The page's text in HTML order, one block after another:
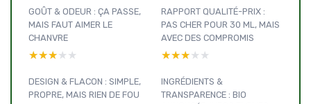
GOÛT & ODEUR : ÇA PASSE,
MAIS FAUT AIMER LE
CHANVRE
★★★★★
★★★★★
RAPPORT QUALITÉ-PRIX :
PAS CHER POUR 30 ML, MAIS
AVEC DES COMPROMIS
★★★★★
★★★★★
DESIGN & FLACON : SIMPLE,
PROPRE, MAIS RIEN DE FOU
INGRÉDIENTS &
TRANSPARENCE : BIO